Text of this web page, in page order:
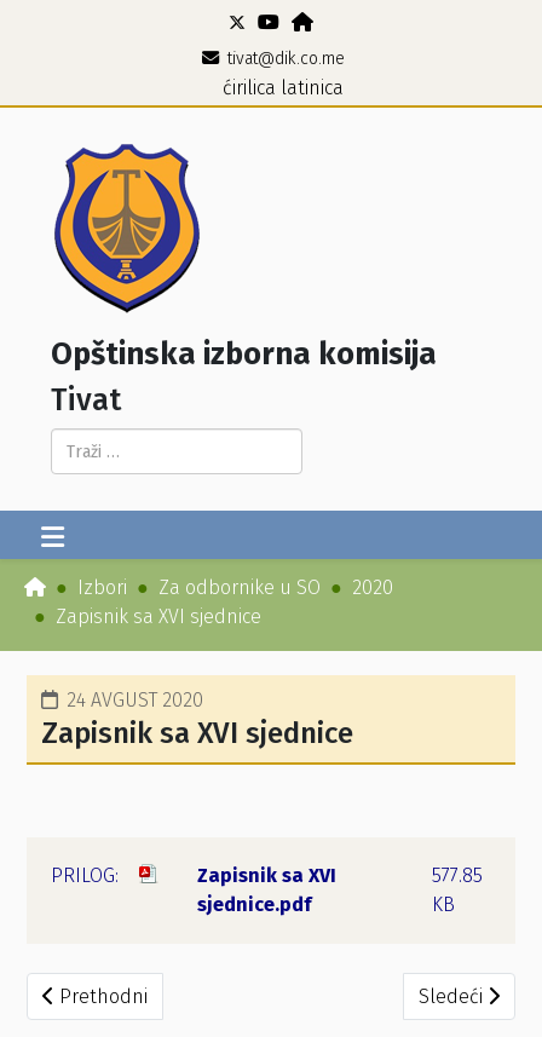
tivat@dik.co.me
ćirilica latinica
Opštinska izborna komisija
Tivat
Pretraga...
Izbori Za odbornike u SO
2020
Zapisnik sa XVI sjednice
24 AVGUST 2020
Zapisnik sa XVI sjednice
Zapisnik sa XVI
sjednice.pdf
577.85
KB
Prethodni članak: Zaključak – prošireni sastav HGI
Prethodni Sledeći
Sledeći